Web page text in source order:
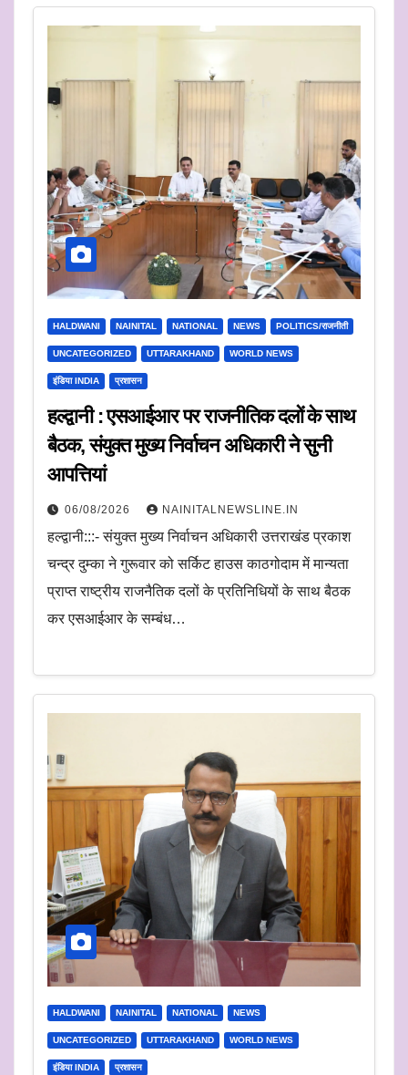
HALDWANI NAINITAL NATIONAL NEWS POLITICS/राजनीती
UNCATEGORIZED UTTARAKHAND WORLD NEWS
इंडिया INDIA प्रशासन
हल्द्वानी : एसआईआर पर राजनीतिक दलों के साथ
बैठक, संयुक्त मुख्य निर्वाचन अधिकारी ने सुनी
आपत्तियां
06/08/2026 NAINITALNEWSLINE.IN
हल्द्वानी:::- संयुक्त मुख्य निर्वाचन अधिकारी उत्तराखंड प्रकाश
चन्द्र दुम्का ने गुरूवार को सर्किट हाउस काठगोदाम में मान्यता
प्राप्त राष्ट्रीय राजनैतिक दलों के प्रतिनिधियों के साथ बैठक
कर एसआईआर के सम्बंध…
HALDWANI NAINITAL NATIONAL NEWS
UNCATEGORIZED UTTARAKHAND WORLD NEWS
इंडिया INDIA प्रशासन